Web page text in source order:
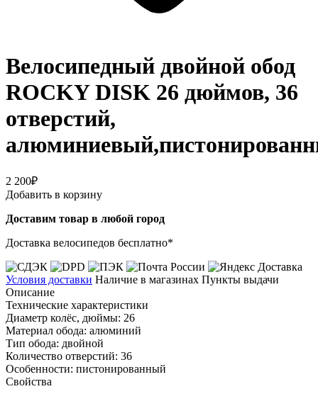
Велосипедный двойной обод
ROCKY DISK 26 дюймов, 36
отверстий,
2 200₽
Добавить в корзину
Доставим товар в любой город
Доставка велосипедов бесплатно*
Условия доставки Наличие в магазинах Пункты выдачи
Описание
Технические характеристики
Диаметр колёс, дюймы: 26
Материал обода: алюминий
Тип обода: двойной
Количество отверстий: 36
Особенности: пистонированный
Свойства